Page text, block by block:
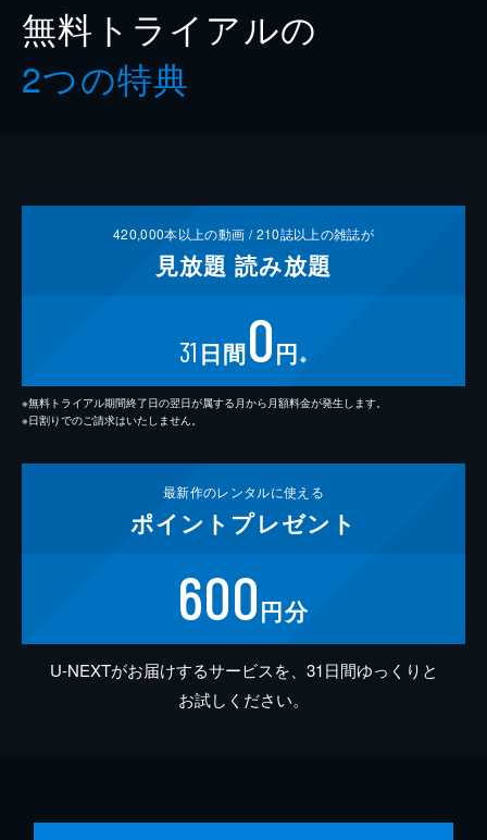
無料トライアルの
2つの特典
420,000本以上の動画 /210誌以上の雑誌が
見放題 読み放題
31 日間0円 ※
※無料トライアル期間終了日の翌日が属する月から月額料金が発生します。
※日割りでのご請求はいたしません。
最新作のレンタルに使える
ポイント プレゼント
600円分
U-NEXTがお届けするサービスを、31日間ゆっくりと
お試しください。